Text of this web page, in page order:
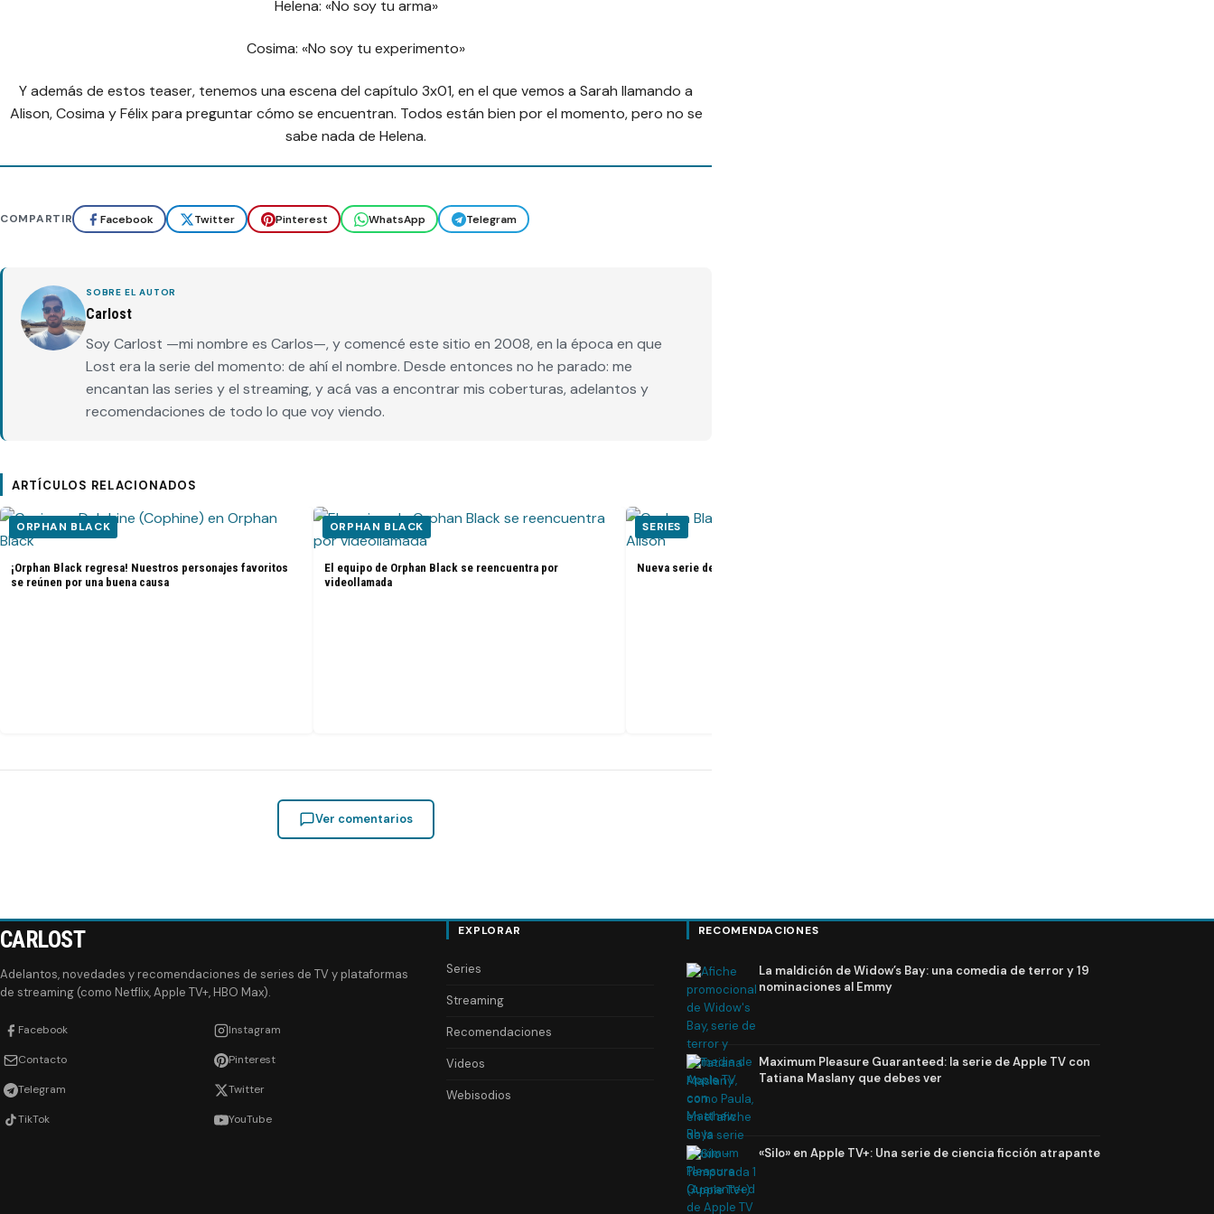
Helena: «No soy tu arma»
Cosima: «No soy tu experimento»
Y además de estos teaser, tenemos una escena del capítulo 3x01, en el que vemos a Sarah llamando a
Alison, Cosima y Félix para preguntar cómo se encuentran. Todos están bien por el momento, pero no se
sabe nada de Helena.
COMPARTIR Facebook Twitter Pinterest WhatsApp Telegram
SOBRE EL AUTOR
Carlost
Soy Carlost —mi nombre es Carlos—, y comencé este sitio en 2008, en la época en que
Lost era la serie del momento: de ahí el nombre. Desde entonces no he parado: me
encantan las series y el streaming, y acá vas a encontrar mis coberturas, adelantos y
recomendaciones de todo lo que voy viendo.
ARTÍCULOS RELACIONADOS
ORPHAN BLACK
¡Orphan Black regresa! Nuestros personajes favoritos
se reúnen por una buena causa
ORPHAN BLACK
El equipo de Orphan Black se reencuentra por
videollamada
SERIES
Nueva serie de Orphan Black podría llegar a AMC
Ver comentarios
CARLOST
Adelantos, novedades y recomendaciones de series de TV y plataformas
de streaming (como Netflix, Apple TV+, HBO Max).
Facebook Instagram
Contacto Pinterest
Telegram Twitter
TikTok YouTube
EXPLORAR
Series
Streaming
Recomendaciones
Videos
Webisodios
RECOMENDACIONES
La maldición de Widow’s Bay: una comedia de terror y 19
nominaciones al Emmy
Maximum Pleasure Guaranteed: la serie de Apple TV con
Tatiana Maslany que debes ver
«Silo» en Apple TV+: Una serie de ciencia ficción atrapante